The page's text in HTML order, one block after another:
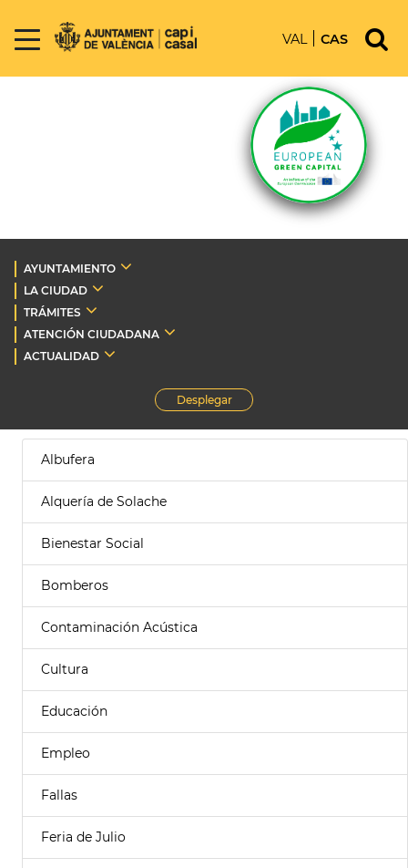
VAL CAS
AYUNTAMIENTO
LA CIUDAD
TRÁMITES
ATENCIÓN CIUDADANA
ACTUALIDAD
Desplegar
Albufera
Alquería de Solache
Bienestar Social
Bomberos
Contaminación Acústica
Cultura
Educación
Empleo
Fallas
Feria de Julio